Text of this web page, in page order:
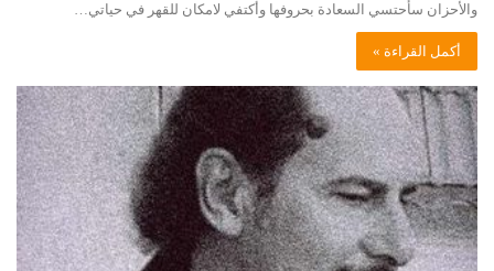
والأحزان سأحتسي السعادة بحروفها وأكتفي لامكان للقهر في حياتي…
أكمل القراءة »